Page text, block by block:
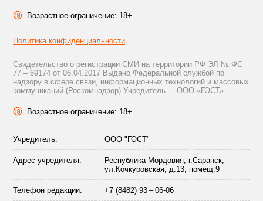
Возрастное ограничение: 18+
Политика конфиденциальности
Свидетельство о регистрации СМИ на территории РФ ЭЛ № ФС
77 – 69174 от 06.04.2017 Выдано Федеральной службой по
надзору в сфере связи, информационных технологий и массовых
коммуникаций (Роскомнадзор) Учредитель — ООО «ГОСТ»
Возрастное ограничение: 18+
Учредитель: ООО "ГОСТ"
Адрес учредителя:
Республика Мордовия, г.Саранск,
ул.Кочкуровская, д.13, помещ.9
Телефон редакции: +7 (8482) 93 – 06-06